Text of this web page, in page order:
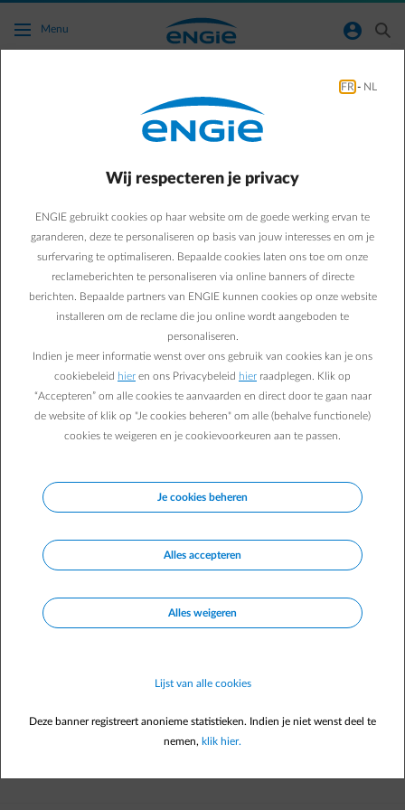
Ga naar de hoofdinhoud
Menu normal-account-circle search
Jouw financieringsaanvraag
financieringsaanvraag niet aanvaard werd door
zonder financiering, dan kan je dit doen via de e-mail,
die je zo dadelijk zult ontvangen.
Kredietgever: Beobank NV/SA, Koning Albert II-laan 2, 1000 Brussel, BTW BE
Kredietbemiddelaar, Agent in een nevenfunctie: Electrabel nv, Simón
Bolívarlaan 36, 1000 Brussel, BTW BE 0403.170.701 RPR Brussel, IBAN: BE46
FR - NL
Wij respecteren je privacy
ENGIE gebruikt cookies op haar website om de goede werking ervan te
garanderen, deze te personaliseren op basis van jouw interesses en om je
surfervaring te optimaliseren. Bepaalde cookies laten ons toe om onze
reclameberichten te personaliseren via online banners of directe
berichten. Bepaalde partners van ENGIE kunnen cookies op onze website
installeren om de reclame die jou online wordt aangeboden te
personaliseren.
Indien je meer informatie wenst over ons gebruik van cookies kan je ons
cookiebeleid hier en ons Privacybeleid hier raadplegen. Klik op
“Accepteren” om alle cookies te aanvaarden en direct door te gaan naar
de website of klik op "Je cookies beheren" om alle (behalve functionele)
cookies te weigeren en je cookievoorkeuren aan te passen.
Je cookies beheren
Alles accepteren
Alles weigeren
Lijst van alle cookies
Deze banner registreert anonieme statistieken. Indien je niet wenst deel te
nemen, klik hier.